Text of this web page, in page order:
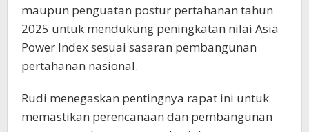
maupun penguatan postur pertahanan tahun
2025 untuk mendukung peningkatan nilai Asia
Power Index sesuai sasaran pembangunan
pertahanan nasional.
Rudi menegaskan pentingnya rapat ini untuk
memastikan perencanaan dan pembangunan